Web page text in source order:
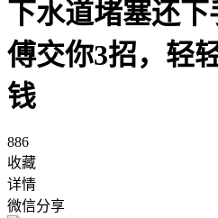
下水道堵塞还
傅交你3招，轻
钱
886
收藏
详情
微信分享